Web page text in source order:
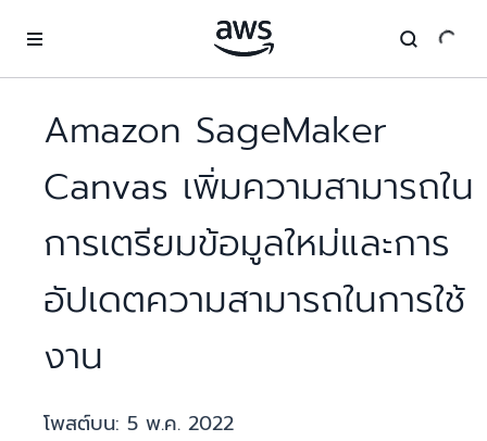
Amazon SageMaker
Canvas เพิ่มความสามารถใน
การเตรียมข้อมูลใหม่และการ
อัปเดตความสามารถในการใช้
งาน
โพสต์บน: 5 พ.ค. 2022